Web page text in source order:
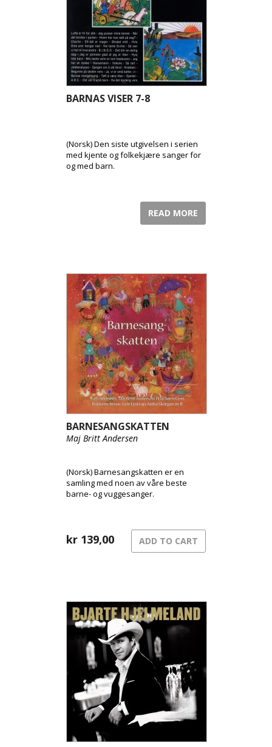
BARNAS VISER 7-8
(Norsk) Den siste utgivelsen i serien
med kjente og folkekjære sanger for
og med barn.
READ MORE
BARNESANGSKATTEN
Maj Britt Andersen
(Norsk) Barnesangskatten er en
samling med noen av våre beste
barne- og vuggesanger.
kr 139,00 ADD TO CART